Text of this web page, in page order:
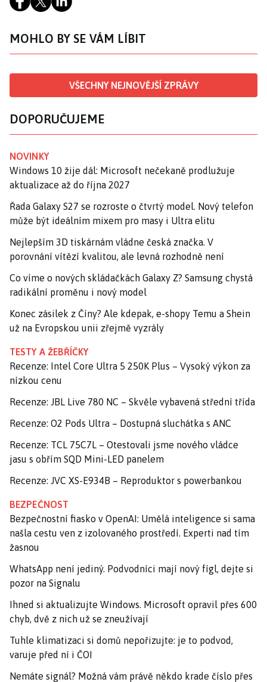
MOHLO BY SE VÁM LÍBIT
VŠECHNY NEJNOVĚJŠÍ ZPRÁVY
DOPORUČUJEME
NOVINKY
Windows 10 žije dál: Microsoft nečekaně prodlužuje
aktualizace až do října 2027
Řada Galaxy S27 se rozroste o čtvrtý model. Nový telefon
může být ideálním mixem pro masy i Ultra elitu
Nejlepším 3D tiskárnám vládne česká značka. V
porovnání vítězí kvalitou, ale levná rozhodně není
Co víme o nových skládačkách Galaxy Z? Samsung chystá
radikální proměnu i nový model
Konec zásilek z Číny? Ale kdepak, e-shopy Temu a Shein
už na Evropskou unii zřejmě vyzrály
TESTY A ŽEBŘÍČKY
Recenze: Intel Core Ultra 5 250K Plus – Vysoký výkon za
nízkou cenu
Recenze: JBL Live 780 NC – Skvěle vybavená střední třída
Recenze: O2 Pods Ultra – Dostupná sluchátka s ANC
Recenze: TCL 75C7L – Otestovali jsme nového vládce
jasu s obřím SQD Mini-LED panelem
Recenze: JVC XS-E934B – Reproduktor s powerbankou
BEZPEČNOST
Bezpečnostní fiasko v OpenAI: Umělá inteligence si sama
našla cestu ven z izolovaného prostředí. Experti nad tím
žasnou
WhatsApp není jediný. Podvodníci mají nový fígl, dejte si
pozor na Signalu
Ihned si aktualizujte Windows. Microsoft opravil přes 600
chyb, dvě z nich už se zneužívají
Tuhle klimatizaci si domů nepořizujte: je to podvod,
varuje před ní i ČOI
Nemáte signál? Možná vám právě někdo krade číslo přes